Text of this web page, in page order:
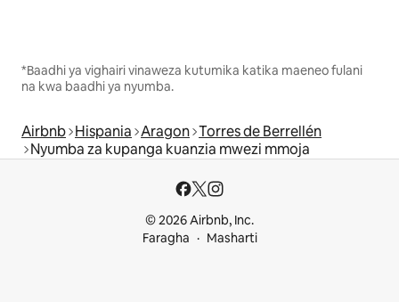
*Baadhi ya vighairi vinaweza kutumika katika maeneo fulani
na kwa baadhi ya nyumba.
Airbnb Hispania Aragon Torres de Berrellén
Nyumba za kupanga kuanzia mwezi mmoja
© 2026 Airbnb, Inc.
Faragha
Masharti